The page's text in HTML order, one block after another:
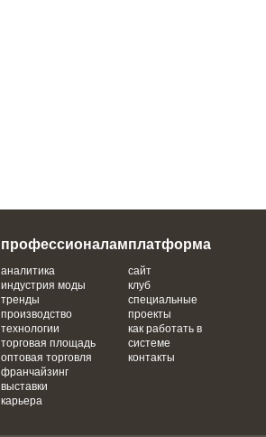
профессионалам
аналитика
индустрия моды
тренды
производство
технологии
торговая площадь
оптовая торговля
франчайзинг
выставки
карьера
платформа
сайт
клуб
специальные
проекты
как работать в
системе
контакты